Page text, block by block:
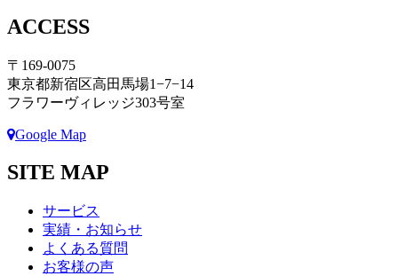
ACCESS
〒169-0075
東京都新宿区高田馬場1−7−14
フラワーヴィレッジ303号室
Google Map
SITE MAP
サービス
実績・お知らせ
よくある質問
お客様の声